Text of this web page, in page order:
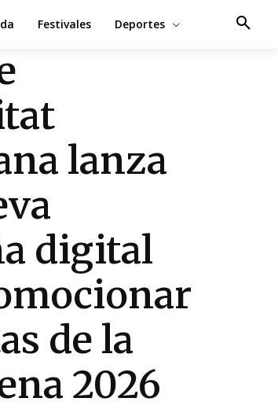
Festivales Deportes
lanza
digital
de la
2026